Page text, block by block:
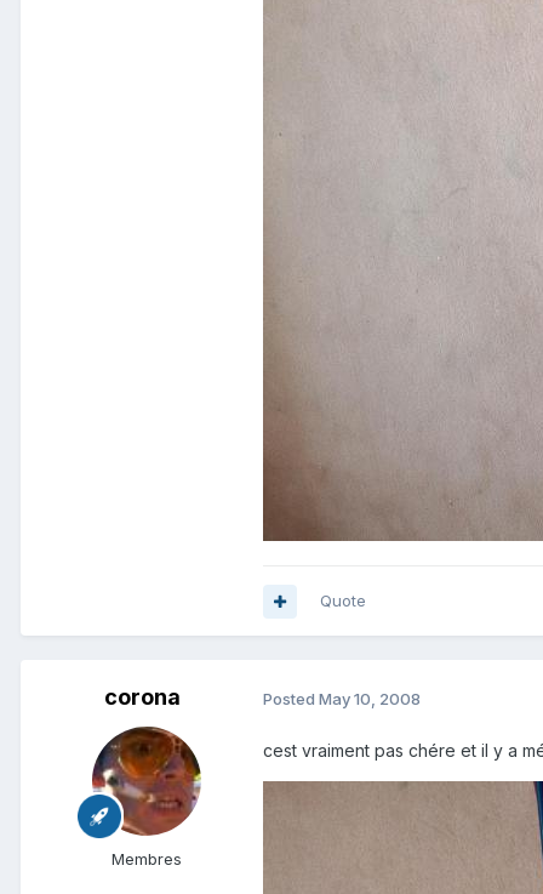
Quote
corona
Membres
Posted May 10, 2008
cest vraiment pas chére et il y a